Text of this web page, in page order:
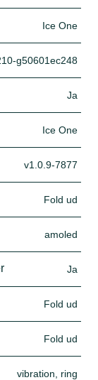
Ice One
g50601ec248
Ja
Ice One
v1.0.9-7877
Fold ud
amoled
Ja
Fold ud
Fold ud
vibration, ring